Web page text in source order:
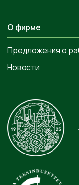
О фирме
Предложения о
Новости